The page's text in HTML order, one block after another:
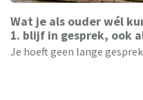
Wat je als ouder wél
1. blijf in gesprek, ook
Je hoeft geen lange